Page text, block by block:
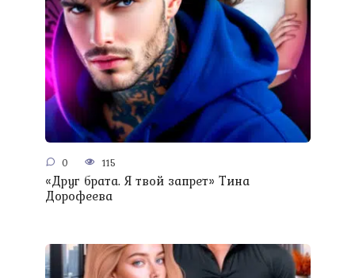
0 115
«Друг брата. Я твой запрет» Тина
Дорофеева